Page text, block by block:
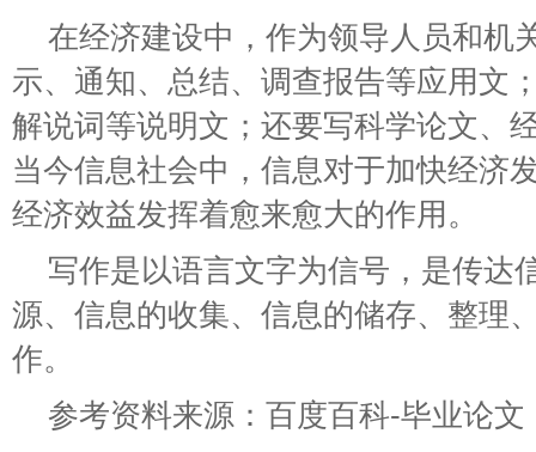
在经济建设中，作为领导人员和机
示、通知、总结、调查报告等应用文
解说词等说明文；还要写科学论文、
当今信息社会中，信息对于加快经济
经济效益发挥着愈来愈大的作用。
写作是以语言文字为信号，是传达
源、信息的收集、信息的储存、整理
作。
参考资料来源：百度百科-毕业论文